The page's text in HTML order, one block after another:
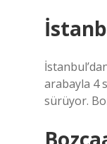
arabayla 4
sürüyor.